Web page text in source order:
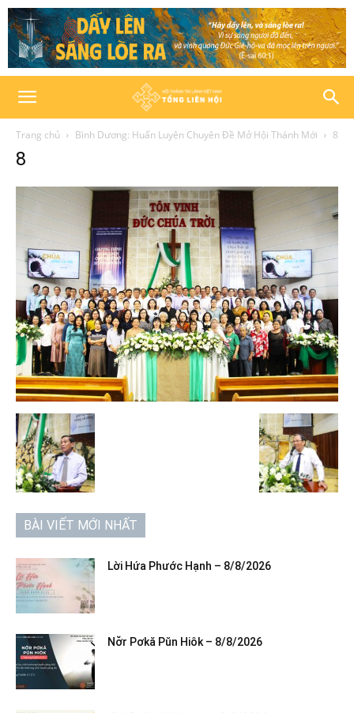
Trang chủ Bình Dương: Huấn Luyện Chuyên Đề Mở Hội Thánh Mới 8
8
BÀI VIẾT MỚI NHẤT
Lời Hứa Phước Hạnh – 8/8/2026
Nơ̆r Pơkă Pŭn Hiôk – 8/8/2026